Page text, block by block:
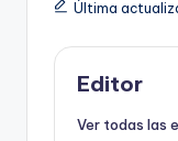
Última
Editor
Ver todas las